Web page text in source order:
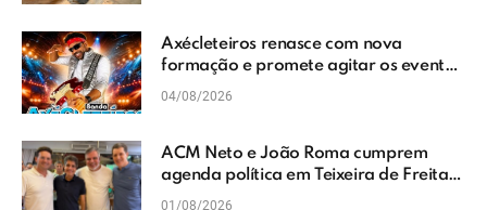
Axécleteiros renasce com nova
formação e promete agitar os eventos
do Extremo Sul da Bahia
04/08/2026
ACM Neto e João Roma cumprem
agenda política em Teixeira de Freitas
e reforçam projeto para o Extremo Sul
01/08/2026